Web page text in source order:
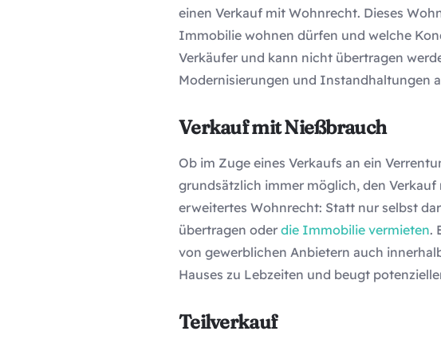
einen Verkauf mit Wohnrecht. Dieses
Immobilie wohnen dürfen und welche
Verkäufer und kann nicht übertragen
Modernisierungen und Instandhaltungen
Verkauf mit Nießbrauch
Ob im Zuge eines Verkaufs an ein
grundsätzlich immer möglich, den
erweitertes Wohnrecht: Statt nur selbst
übertragen oder die Immobilie vermieten.
von gewerblichen Anbietern auch
Hauses zu Lebzeiten und beugt
Teilverkauf